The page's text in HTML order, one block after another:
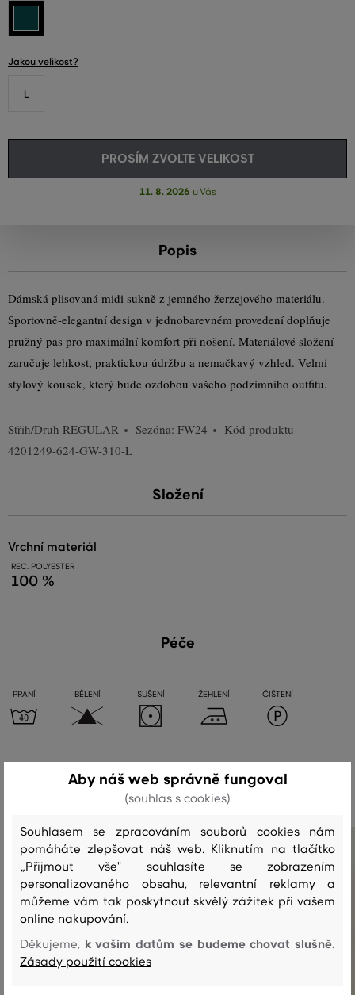
Jakou velikost?
L
PROSÍM ZVOLTE VELIKOST
11. 8. 2026 u Vás
Popis
Dámská plisovaná midi sukně z jemného žerzejového materiálu.
Sportovně-elegantní design v jednobarevném provedení doplňuje
pružný pas pro maximální komfort při nošení. Materiálové složení
zaručuje lehkost, praktickou údržbu a nemačkavý vzhled. Velmi
stylový kousek, který bude ozdobou vašeho podzimního outfitu.
Střih/Druh REGULAR Sezóna: FW24
Kód produktu
4201249-624-GW-310-L
Složení
vrchní materiál
REC. POLYESTER
100 %
Péče
PRANÍ BĚLENÍ SUŠENÍ ŽEHLENÍ ČIŠTENÍ
Doporučené produkty
Aby náš web správně fungoval
(souhlas s cookies)
Souhlasem se zpracováním souborů cookies nám
pomáháte zlepšovat náš web. Kliknutím na tlačítko
„Přijmout vše" souhlasíte se zobrazením
personalizovaného obsahu, relevantní reklamy a
můžeme vám tak poskytnout skvělý zážitek při vašem
online nakupování.
Děkujeme, k vašim datům se budeme chovat slušně.
Zásady použití cookies